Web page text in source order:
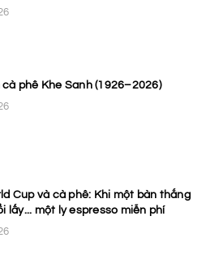
cà phê Khe Sanh (1926–2026)
Cup và cà phê: Khi một bàn thắng
lấy... một ly espresso miễn phí